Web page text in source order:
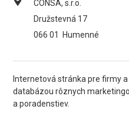
CONSA, s.r.o.
Družstevná 17
066 01
Humenné
Internetová stránka pre firmy
databázou rôznych
a poradenstiev.